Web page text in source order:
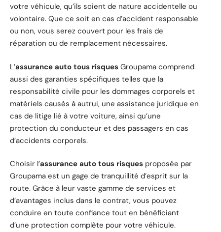
votre véhicule, qu’ils soient de nature accidentelle ou
volontaire. Que ce soit en cas d’accident responsable
ou non, vous serez couvert pour les frais de
réparation ou de remplacement nécessaires.
L’assurance auto tous risques Groupama comprend
aussi des garanties spécifiques telles que la
responsabilité civile pour les dommages corporels et
matériels causés à autrui, une assistance juridique en
cas de litige lié à votre voiture, ainsi qu’une
protection du conducteur et des passagers en cas
d’accidents corporels.
Choisir l’assurance auto tous risques proposée par
Groupama est un gage de tranquillité d’esprit sur la
route. Grâce à leur vaste gamme de services et
d’avantages inclus dans le contrat, vous pouvez
conduire en toute confiance tout en bénéficiant
d’une protection complète pour votre véhicule.